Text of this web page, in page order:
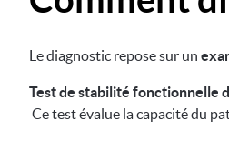
Le diagnostic repose sur un
Test de stabilité fonctionnelle
Ce test évalue la capacité du